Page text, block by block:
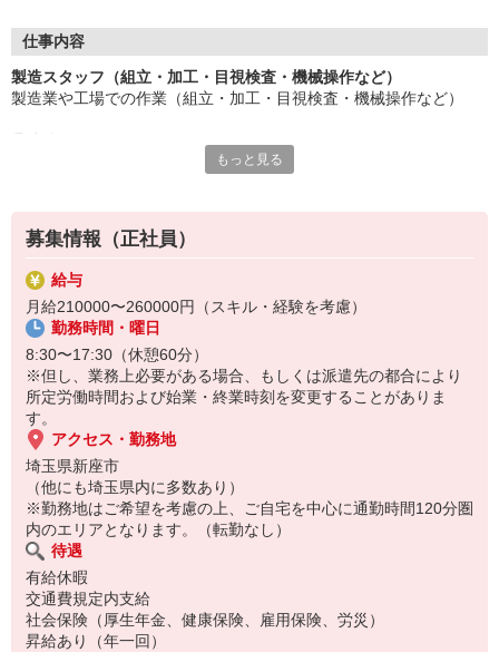
また、勤務時間やシフトなど柔軟に対応いただける方は、ご紹介
長く働きたい――
製造業で正社員としてキャリアを築きたい方、ぜひご応募くださ
仕事内容
製造スタッフ（組立・加工・目視検査・機械操作など）
製造業や工場での作業（組立・加工・目視検査・機械操作など）
製品に不備がないか目視チェック
複雑な作業や力仕事はほとんどなく覚えやすいものばかり！
未経験の方もすぐに慣れていただけると思います。
※当社（株）テクノ・サービスに正社員採用の上で、派遣就業先事
業所へ派遣となります。
もっと見る
募集情報（正社員）
給与
月給210000〜260000円（スキル・経験を考慮）
勤務時間・曜日
8:30〜17:30（休憩60分）
※但し、業務上必要がある場合、もしくは派遣先の都合により
所定労働時間および始業・終業時刻を変更することがありま
す。
アクセス・勤務地
埼玉県新座市
（他にも埼玉県内に多数あり）
※勤務地はご希望を考慮の上、ご自宅を中心に通勤時間120分圏
内のエリアとなります。（転勤なし）
待遇
有給休暇
交通費規定内支給
社会保険（厚生年金、健康保険、雇用保険、労災）
昇給あり（年一回）